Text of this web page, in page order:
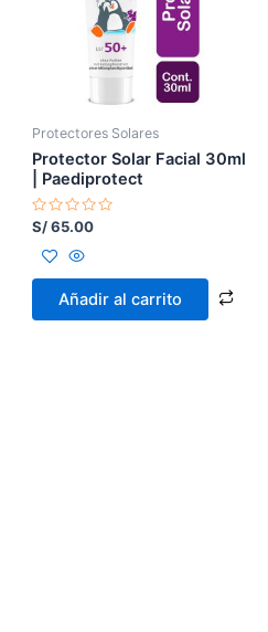
Protectores Solares
Protector Solar Facial 30ml
| Paediprotect
Valorado
con
de
5
S/65.00
Añadir al carrito